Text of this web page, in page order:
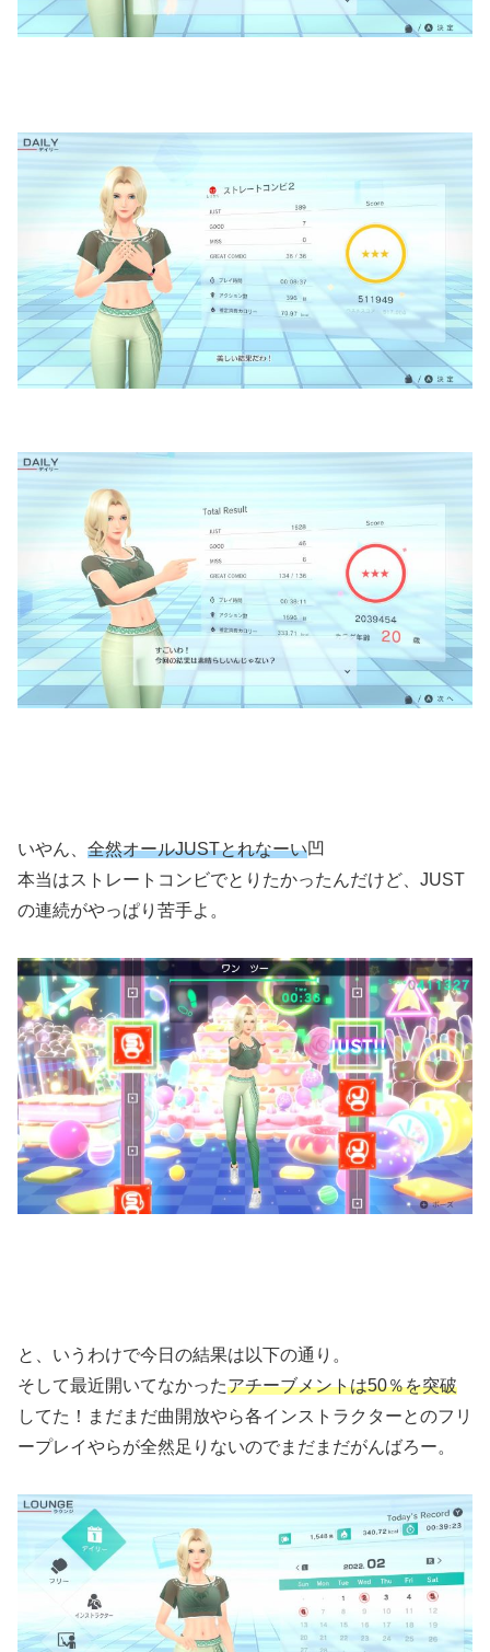
いやん、 全然オールJUSTとれなーい凹
本当はストレートコンビでとりたかったんだけど、JUST
の連続がやっぱり苦手よ。
と、いうわけで今日の結果は以下の通り。
そして最近開いてなかったアチーブメントは50％を突破
してた！まだまだ曲開放やら各インストラクターとのフリ
ープレイやらが全然足りないのでまだまだがんばろー。